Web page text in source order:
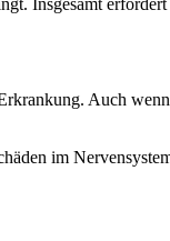
Auch
im